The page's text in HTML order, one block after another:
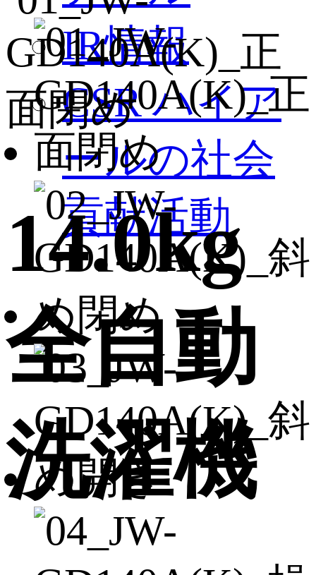
IR情報
CSR ハイア
ールの社会
貢献活動
14.0kg
全自動
洗濯機